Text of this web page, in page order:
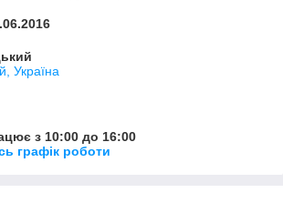
Україна
з 10:00 до 16:00
графік роботи